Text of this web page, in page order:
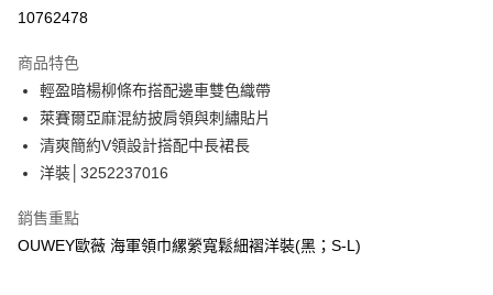
上海商業儲蓄銀行
臺灣中小企業銀行
匯豐（台灣）商業銀行
華泰商業銀行
聯邦商業銀行
遠東國際商業銀行
元大商業銀行
玉山商業銀行
台灣樂天信用卡公司
LINE Pay
Apple Pay
街口支付
悠遊付
大哥付你分期
10762478
商品特色
輕盈暗楊柳條布搭配邊車雙色織帶
萊賽爾亞麻混紡披肩領與刺繡貼片
清爽簡約V領設計搭配中長裙長
洋裝│3252237016
銷售重點
OUWEY歐薇 海軍領巾縲縈寬鬆細褶洋裝(黑；S-L)